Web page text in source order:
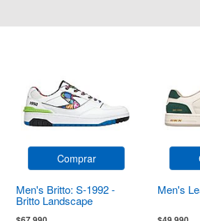
Comprar
Men's Britto: S-1992 -
Britto Landscape
Men's